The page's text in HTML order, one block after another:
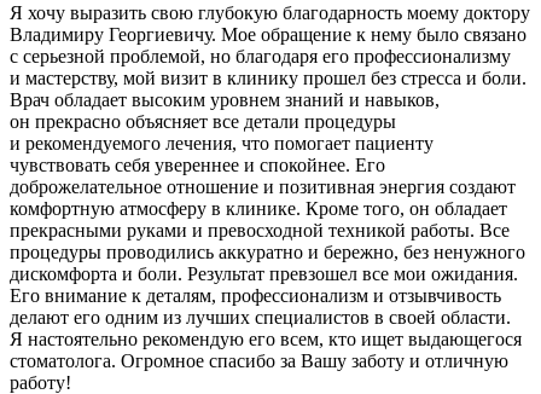
Я хочу выразить свою глубокую благодарность моему доктору
Владимиру Георгиевичу. Мое обращение к нему было связано
с серьезной проблемой, но благодаря его профессионализму
и мастерству, мой визит в клинику прошел без стресса и боли.
Врач обладает высоким уровнем знаний и навыков,
он прекрасно объясняет все детали процедуры
и рекомендуемого лечения, что помогает пациенту
чувствовать себя увереннее и спокойнее. Его
доброжелательное отношение и позитивная энергия создают
комфортную атмосферу в клинике. Кроме того, он обладает
прекрасными руками и превосходной техникой работы. Все
процедуры проводились аккуратно и бережно, без ненужного
дискомфорта и боли. Результат превзошел все мои ожидания.
Его внимание к деталям, профессионализм и отзывчивость
делают его одним из лучших специалистов в своей области.
Я настоятельно рекомендую его всем, кто ищет выдающегося
стоматолога. Огромное спасибо за Вашу заботу и отличную
работу!